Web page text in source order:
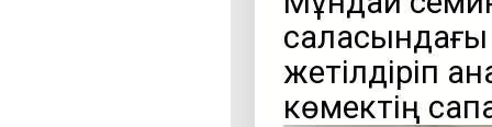
жетілдіріп
көмектің